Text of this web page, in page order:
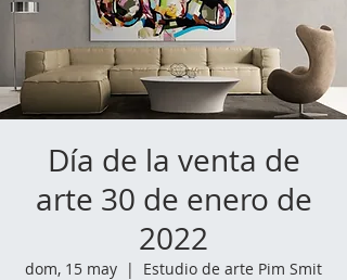
Día de la venta de
arte 30 de enero de
2022
dom, 15 may
  |
Estudio de arte Pim Smit